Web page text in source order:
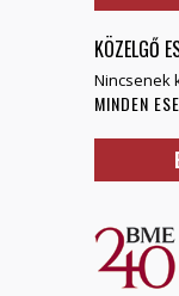
KÖZELGŐ
Nincsenek
MINDEN